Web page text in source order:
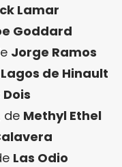
Lamar
Goddard
Jorge Ramos
Lagos de Hinault
Dois
de Methyl Ethel
Las Odio